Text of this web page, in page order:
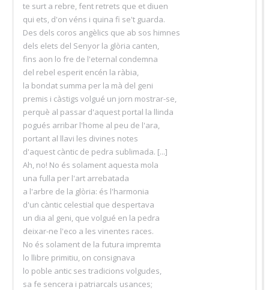
te surt a rebre, fent retrets que et diuen
qui ets, d'on véns i quina fi se't guarda.
Des dels coros angèlics que ab sos himnes
dels elets del Senyor la glòria canten,
fins aon lo fre de l'eternal condemna
del rebel esperit encén la ràbia,
la bondat summa per la mà del geni
premis i càstigs volgué un jorn mostrar-se,
perquè al passar d'aquest portal la llinda
pogués arribar l'home al peu de l'ara,
portant al llavi les divines notes
d'aquest càntic de pedra sublimada. [...]
Ah, no! No és solament aquesta mola
una fulla per l'art arrebatada
a l'arbre de la glòria: és l'harmonia
d'un càntic celestial que despertava
un dia al geni, que volgué en la pedra
deixar-ne l'eco a les vinentes races.
No és solament de la futura impremta
lo llibre primitiu, on consignava
lo poble antic ses tradicions volgudes,
sa fe sencera i patriarcals usances;